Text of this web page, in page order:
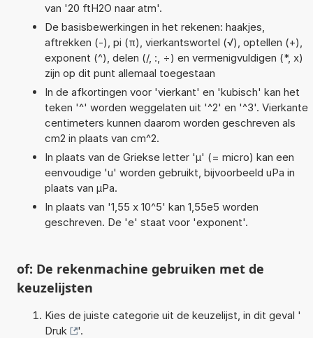
van '20 ftH2O naar atm'.
De basisbewerkingen in het rekenen: haakjes,
aftrekken (-), pi (π), vierkantswortel (√), optellen (+),
exponent (^), delen (/, :, ÷) en vermenigvuldigen (*, x)
zijn op dit punt allemaal toegestaan
In de afkortingen voor 'vierkant' en 'kubisch' kan het
teken '^' worden weggelaten uit '^2' en '^3'. Vierkante
centimeters kunnen daarom worden geschreven als
cm2 in plaats van cm^2.
In plaats van de Griekse letter 'µ' (= micro) kan een
eenvoudige 'u' worden gebruikt, bijvoorbeeld uPa in
plaats van µPa.
In plaats van '1,55 x 10^5' kan 1,55e5 worden
geschreven. De 'e' staat voor 'exponent'.
of: De rekenmachine gebruiken met de
keuzelijsten
Kies de juiste categorie uit de keuzelijst, in dit geval '
Druk
'.